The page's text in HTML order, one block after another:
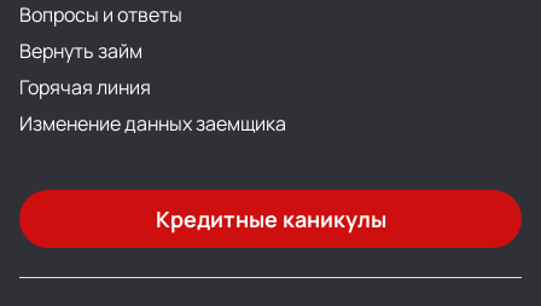
Вопросы и ответы
Вернуть займ
Горячая линия
Изменение данных заемщика
Кредитные каникулы